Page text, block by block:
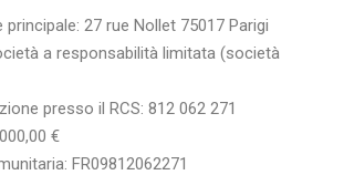
27 rue Nollet 75017 Parigi
a responsabilità limitata (società
presso il RCS: 812 062 271
€
FR09812062271